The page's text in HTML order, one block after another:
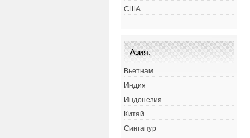
США
Азия:
Вьетнам
Индия
Индонезия
Китай
Сингапур